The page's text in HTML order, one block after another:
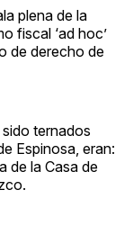
plena de la
fiscal ‘ad hoc’
de derecho de
ternados
Espinosa, eran:
de la Casa de